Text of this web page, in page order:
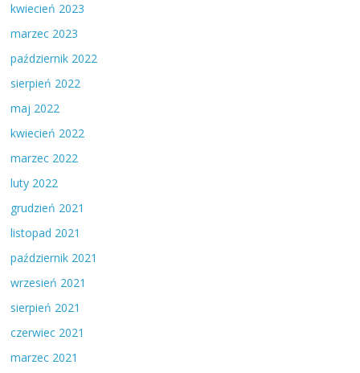
kwiecień 2023
marzec 2023
październik 2022
sierpień 2022
maj 2022
kwiecień 2022
marzec 2022
luty 2022
grudzień 2021
listopad 2021
październik 2021
wrzesień 2021
sierpień 2021
czerwiec 2021
marzec 2021